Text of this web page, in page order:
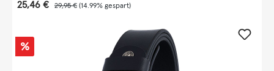
Verkaufspreis:
25,46 € Regulärer Preis:
29,95 € (14.99% gespart)
Rabatt
%